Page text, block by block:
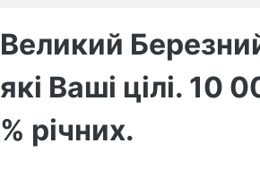
Великий
які Ваші цілі. 10
% річних.